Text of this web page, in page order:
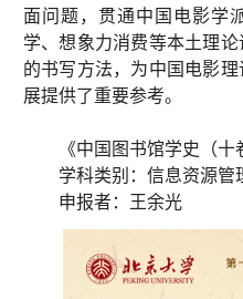
面问题，贯通中国电影学
学、想象力消费等本土理
的书写方法，为中国电影
展提供了重要参考。
《中国图书馆学史（十
学科类别：信息资源管
申报者：王余光